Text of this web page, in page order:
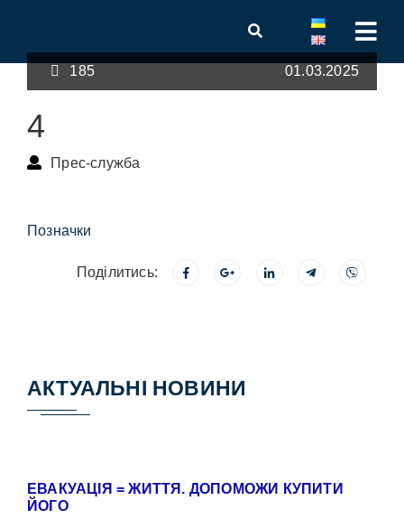
185 01.03.2025
4
Прес-служба
Позначки
Поділитись:
АКТУАЛЬНІ НОВИНИ
ЕВАКУАЦІЯ = ЖИТТЯ. ДОПОМОЖИ КУПИТИ
ЙОГО